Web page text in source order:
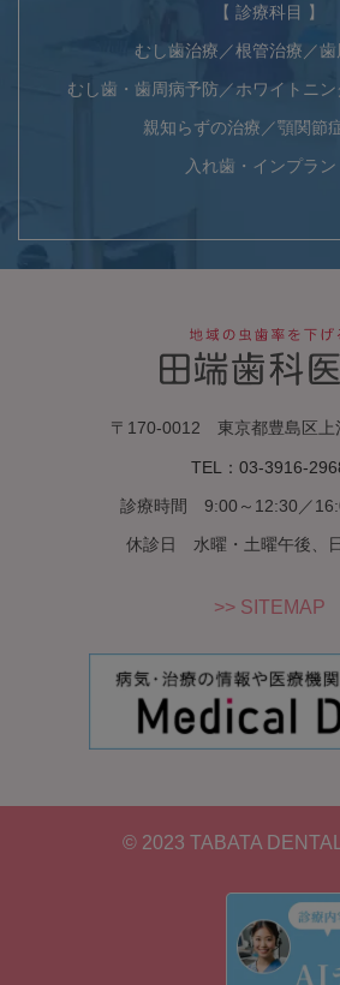
【 診療科目 】
むし歯治療／根管治療／歯
むし歯・歯周病予防／ホワイトニ
親知らずの治療／顎関節
入れ歯・インプラン
〒170-0012 東京都豊島区上
TEL：03-3916-
診療時間 9:00～12:30／
休診日 水曜・土曜午後、
>> SITEMAP
© 2023 TABATA